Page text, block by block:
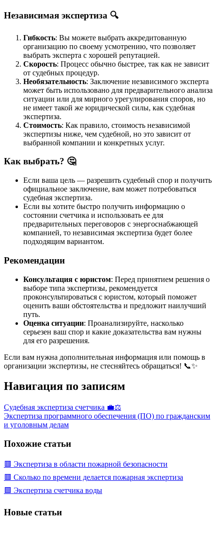
Независимая экспертиза 🔍
Гибкость: Вы можете выбрать аккредитованную
организацию по своему усмотрению, что позволяет
выбрать эксперта с хорошей репутацией.
Скорость: Процесс обычно быстрее, так как не зависит
от судебных процедур.
Необязательность: Заключение независимого эксперта
может быть использовано для предварительного анализа
ситуации или для мирного урегулирования споров, но
не имеет такой же юридической силы, как судебная
экспертиза.
Стоимость: Как правило, стоимость независимой
экспертизы ниже, чем судебной, но это зависит от
выбранной компании и конкретных услуг.
Как выбрать? 🤔
Если ваша цель — разрешить судебный спор и получить
официальное заключение, вам может потребоваться
судебная экспертиза.
Если вы хотите быстро получить информацию о
состоянии счетчика и использовать ее для
предварительных переговоров с энергоснабжающей
компанией, то независимая экспертиза будет более
подходящим вариантом.
Рекомендации
Консультация с юристом: Перед принятием решения о
выборе типа экспертизы, рекомендуется
проконсультироваться с юристом, который поможет
оценить ваши обстоятельства и предложит наилучший
путь.
Оценка ситуации: Проанализируйте, насколько
серьезен ваш спор и какие доказательства вам нужны
для его разрешения.
Если вам нужна дополнительная информация или помощь в
организации экспертизы, не стесняйтесь обращаться! 📞✨
Навигация по записям
Судебная экспертиза счетчика 💼⚖️
Экспертиза программного обеспечения (ПО) по гражданским
и уголовным делам
Похожие статьи
🟥 Экспертиза в области пожарной безопасности
🟥 Сколько по времени делается пожарная экспертиза
🟩 Экспертиза счетчика воды
Новые статьи